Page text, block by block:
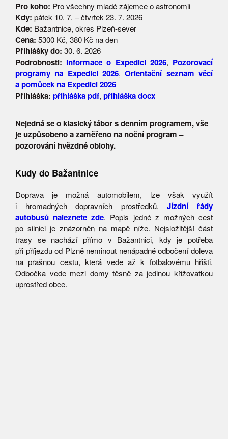
Pro koho: Pro všechny mladé zájemce o astronomii
Kdy: pátek 10. 7. – čtvrtek 23. 7. 2026
Kde: Bažantnice, okres Plzeň-sever
Cena: 5300 Kč, 380 Kč na den
Přihlášky do: 30. 6. 2026
Podrobnosti: Informace o Expedici 2026, Pozorovací
programy na Expedici 2026,Orientační seznam věcí
a pomůcek na Expedici 2026
Přihláška: přihláška pdf, přihláška docx
Nejedná se o klasický tábor s denním programem, vše
je uzpůsobeno a zaměřeno na noční program –
pozorování hvězdné oblohy.
Kudy do Bažantnice
Doprava je možná automobilem, lze však využít
i hromadných dopravních prostředků.Jízdní řády
autobusů naleznete zde. Popis jedné z možných cest
po silnici je znázorněn na mapě níže. Nejsložitější část
trasy se nachází přímo v Bažantnici, kdy je potřeba
při příjezdu od Plzně neminout nenápadné odbočení doleva
na prašnou cestu, která vede až k fotbalovému hřišti.
Odbočka vede mezi domy těsně za jedinou křižovatkou
uprostřed obce.